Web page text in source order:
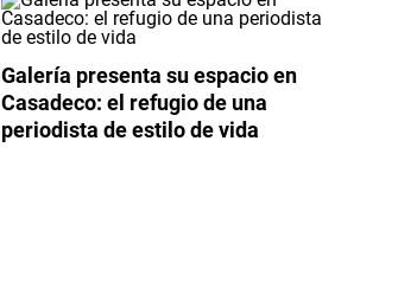
Galería presenta su espacio en
Casadeco: el refugio de una
periodista de estilo de vida